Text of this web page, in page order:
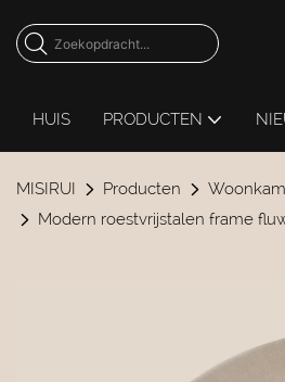
HUIS PRODUCTEN
MISIRUI Producten
Modern roestvrijstalen frame